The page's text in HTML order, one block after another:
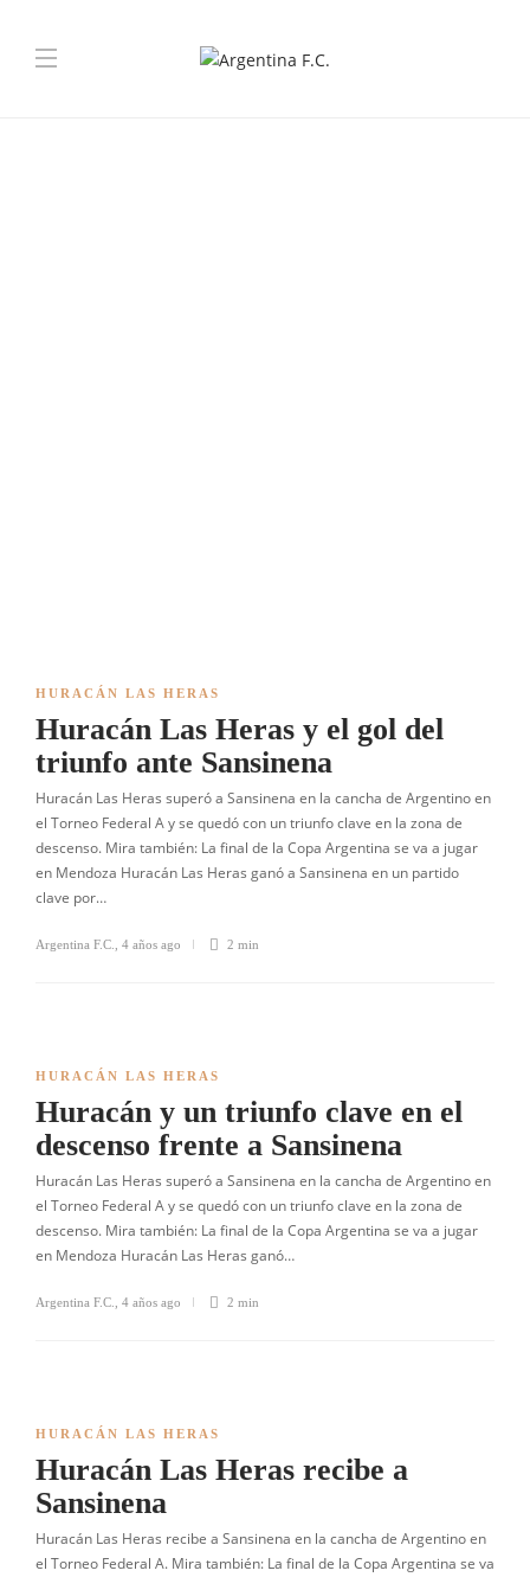
HURACÁN LAS HERAS
Huracán Las Heras y el gol del
triunfo ante Sansinena
Huracán Las Heras superó a Sansinena en la cancha de Argentino en
el Torneo Federal A y se quedó con un triunfo clave en la zona de
descenso. Mira también: La final de la Copa Argentina se va a jugar
en Mendoza Huracán Las Heras ganó a Sansinena en un partido
clave por…
Argentina F.C. 4 años ago 2 min
HURACÁN LAS HERAS
Huracán y un triunfo clave en el
descenso frente a Sansinena
Huracán Las Heras superó a Sansinena en la cancha de Argentino en
el Torneo Federal A y se quedó con un triunfo clave en la zona de
descenso. Mira también: La final de la Copa Argentina se va a jugar
en Mendoza Huracán Las Heras ganó…
Argentina F.C. 4 años ago 2 min
HURACÁN LAS HERAS
Huracán Las Heras recibe a
Sansinena
Huracán Las Heras recibe a Sansinena en la cancha de Argentino en
el Torneo Federal A. Mira también: La final de la Copa Argentina se va